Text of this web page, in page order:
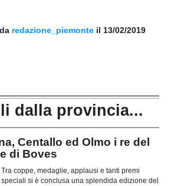
redazione_piemonte il 13/02/2019
dalla provincia...
Centallo ed Olmo i re del
di Boves
Tra coppe, medaglie, applausi e tanti premi
speciali si è conclusa una splendida edizione del